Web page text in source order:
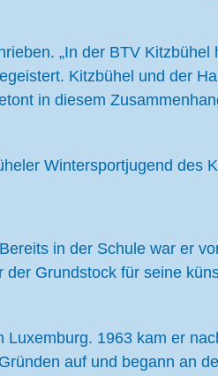
„In der BTV Kitzbühel
Kitzbühel und der
in diesem
Wintersportjugend des
in der Schule war er
Grundstock für seine
1963 kam er
auf und begann an